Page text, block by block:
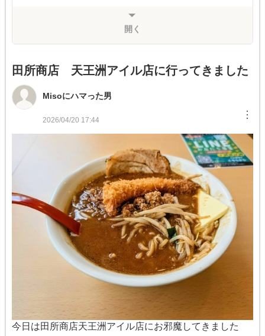
開く
田所商店 天王洲アイル店に行ってきました
Misoにハマった男
2026/04/20 17:44 ︙
今日は田所商店天王洲アイル店にお邪魔してきました